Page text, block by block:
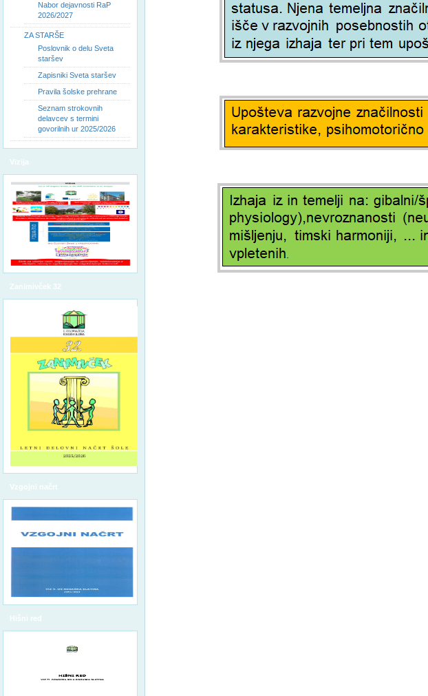
Nabor dejavnosti RaP
2026/2027
ZA STARŠE
Poslovnik o delu Sveta
staršev
Zapisniki Sveta staršev
Pravila šolske prehrane
Seznam strokovnih
delavcev s termini
govorilnih ur 2025/2026
Vizija
Zanimivček 32
Vzgojni načrt
Hišni red